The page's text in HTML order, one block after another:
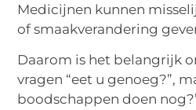
Medicijnen kunnen
of smaakverandering
Daarom is het belangrijk
vragen “eet u genoeg?”,
boodschappen doen